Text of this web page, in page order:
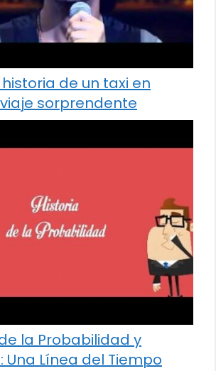
de un taxi en
sorprendente
la Probabilidad y
Una Línea del Tiempo